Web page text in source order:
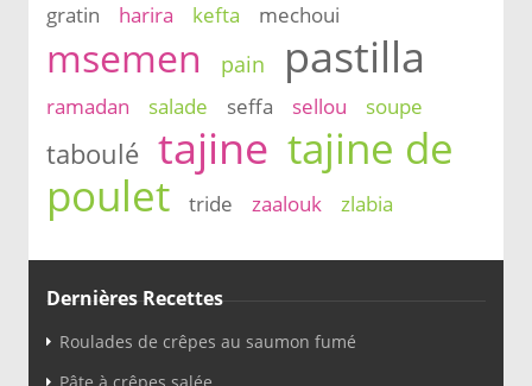
gratin
harira kefta mechoui
msemen pain pastilla
ramadan salade seffa sellou soupe
taboulé tajine tajine de
poulet
tride zaalouk zlabia
Dernières Recettes
Roulades de crêpes au saumon fumé